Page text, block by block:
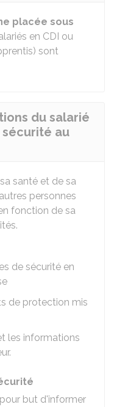
placée sous
en CDI ou
sont
du salarié
au
santé et de sa
personnes
fonction de sa
de sécurité en
de protection mis
les informations
but d'informer